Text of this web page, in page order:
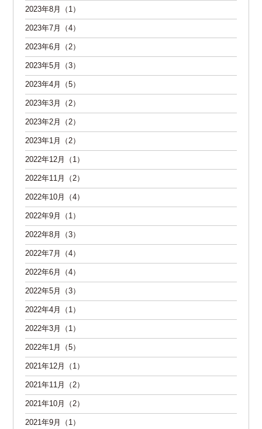
2023年8月（1）
2023年7月（4）
2023年6月（2）
2023年5月（3）
2023年4月（5）
2023年3月（2）
2023年2月（2）
2023年1月（2）
2022年12月（1）
2022年11月（2）
2022年10月（4）
2022年9月（1）
2022年8月（3）
2022年7月（4）
2022年6月（4）
2022年5月（3）
2022年4月（1）
2022年3月（1）
2022年1月（5）
2021年12月（1）
2021年11月（2）
2021年10月（2）
2021年9月（1）